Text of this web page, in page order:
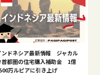
ンドネシア最新情報 ジャカル
首都圏の住宅購入補助金 1億
万ルピアに引き上げ